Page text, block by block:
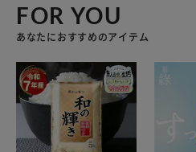
FOR YOU
あなたにおすすめのアイテム